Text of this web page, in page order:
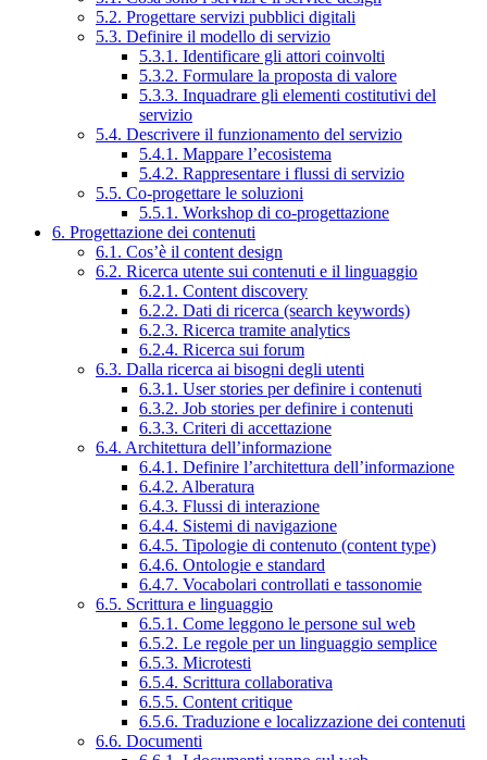
5.2. Progettare servizi pubblici digitali
5.3. Definire il modello di servizio
5.3.1. Identificare gli attori coinvolti
5.3.2. Formulare la proposta di valore
5.3.3. Inquadrare gli elementi costitutivi del
servizio
5.4. Descrivere il funzionamento del servizio
5.4.1. Mappare l’ecosistema
5.4.2. Rappresentare i flussi di servizio
5.5. Co-progettare le soluzioni
5.5.1. Workshop di co-progettazione
6. Progettazione dei contenuti
6.1. Cos’è il content design
6.2. Ricerca utente sui contenuti e il linguaggio
6.2.1. Content discovery
6.2.2. Dati di ricerca (search keywords)
6.2.3. Ricerca tramite analytics
6.2.4. Ricerca sui forum
6.3. Dalla ricerca ai bisogni degli utenti
6.3.1. User stories per definire i contenuti
6.3.2. Job stories per definire i contenuti
6.3.3. Criteri di accettazione
6.4. Architettura dell’informazione
6.4.1. Definire l’architettura dell’informazione
6.4.2. Alberatura
6.4.3. Flussi di interazione
6.4.4. Sistemi di navigazione
6.4.5. Tipologie di contenuto (content type)
6.4.6. Ontologie e standard
6.4.7. Vocabolari controllati e tassonomie
6.5. Scrittura e linguaggio
6.5.1. Come leggono le persone sul web
6.5.2. Le regole per un linguaggio semplice
6.5.3. Microtesti
6.5.4. Scrittura collaborativa
6.5.5. Content critique
6.5.6. Traduzione e localizzazione dei contenuti
6.6. Documenti